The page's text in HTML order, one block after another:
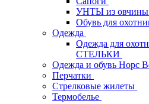
УНТЫ из овчины
Обувь для
Одежда
Одежда для
СТЕЛЬКИ
Одежда и обувь Норс
Перчатки
Стрелковые жилеты
Термобелье